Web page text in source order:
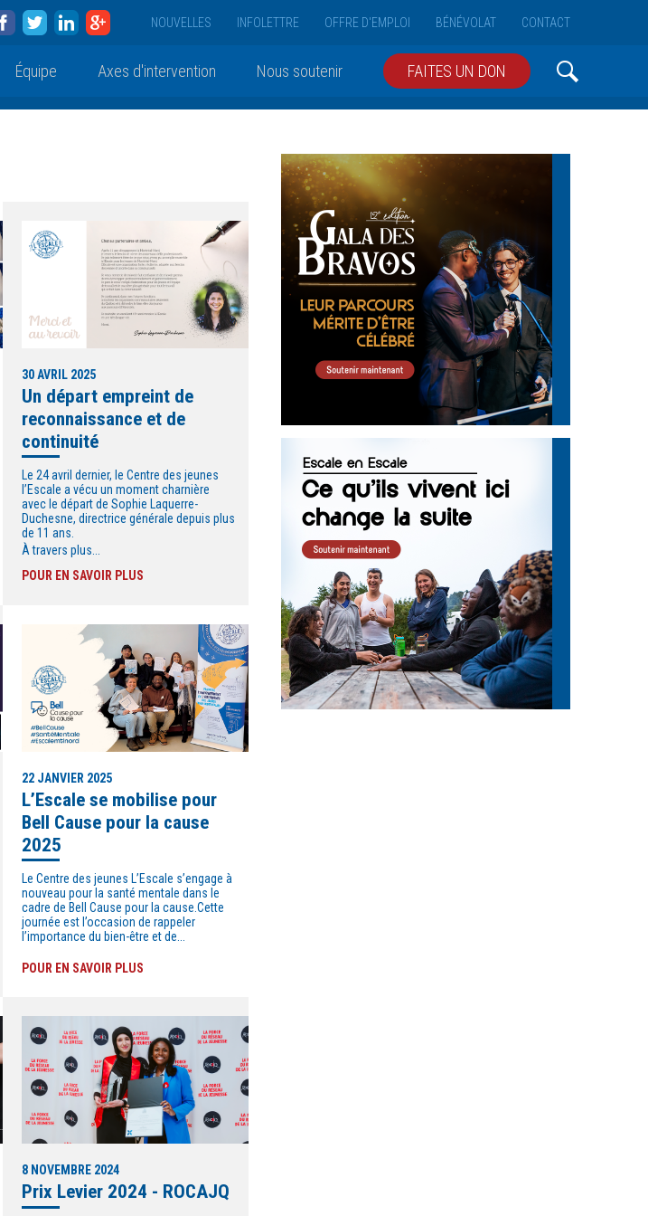
Twitter LinkedInGoogle NOUVELLES INFOLETTRE OFFRE D'EMPLOI BÉNÉVOLAT CONTACT
Équipe Axes d'intervention Nous soutenir FAITES UN DON
30 AVRIL 2025
Un départ empreint de
reconnaissance et de
continuité
Le 24 avril dernier, le Centre des jeunes
l’Escale a vécu un moment charnière
avec le départ de Sophie Laquerre-
Duchesne, directrice générale depuis plus
de 11 ans.
À travers plus...
POUR EN SAVOIR PLUS
22 JANVIER 2025
L’Escale se mobilise pour
Bell Cause pour la cause
2025
Le Centre des jeunes L’Escale s’engage à
nouveau pour la santé mentale dans le
cadre de Bell Cause pour la cause.Cette
journée est l’occasion de rappeler
l’importance du bien-être et de...
POUR EN SAVOIR PLUS
8 NOVEMBRE 2024
Prix Levier 2024 - ROCAJQ